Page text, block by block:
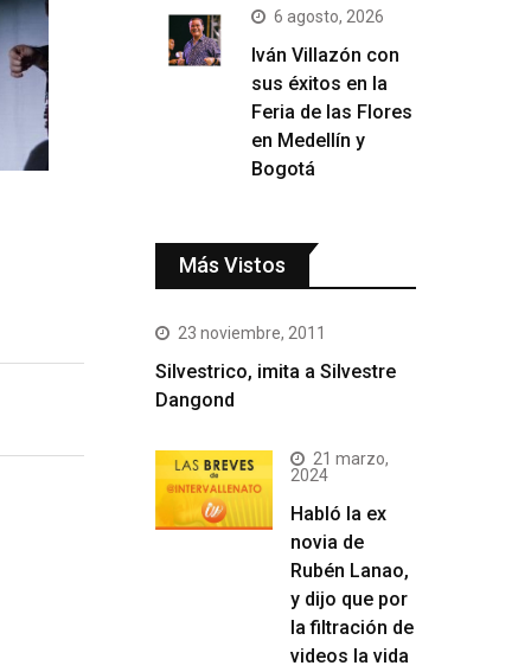
6 agosto, 2026
Iván Villazón con
sus éxitos en la
Feria de las Flores
en Medellín y
Bogotá
Más Vistos
23 noviembre, 2011
Silvestrico, imita a Silvestre
Dangond
21 marzo,
2024
Habló la ex
novia de
Rubén Lanao,
y dijo que por
la filtración de
videos la vida